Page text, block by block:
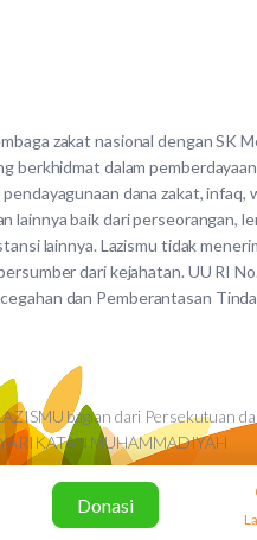
zakat nasional dengan SK
berkhidmat dalam pemberdayaan
dana zakat, infaq,
lainnya baik dari perseorangan,
lainnya. Lazismu tidak
dari kejahatan. UU RI
dan Pemberantasan
bagian dari Persekutuan
MUHAMMADIYAH
Donasi